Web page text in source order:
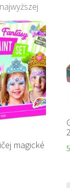
magické